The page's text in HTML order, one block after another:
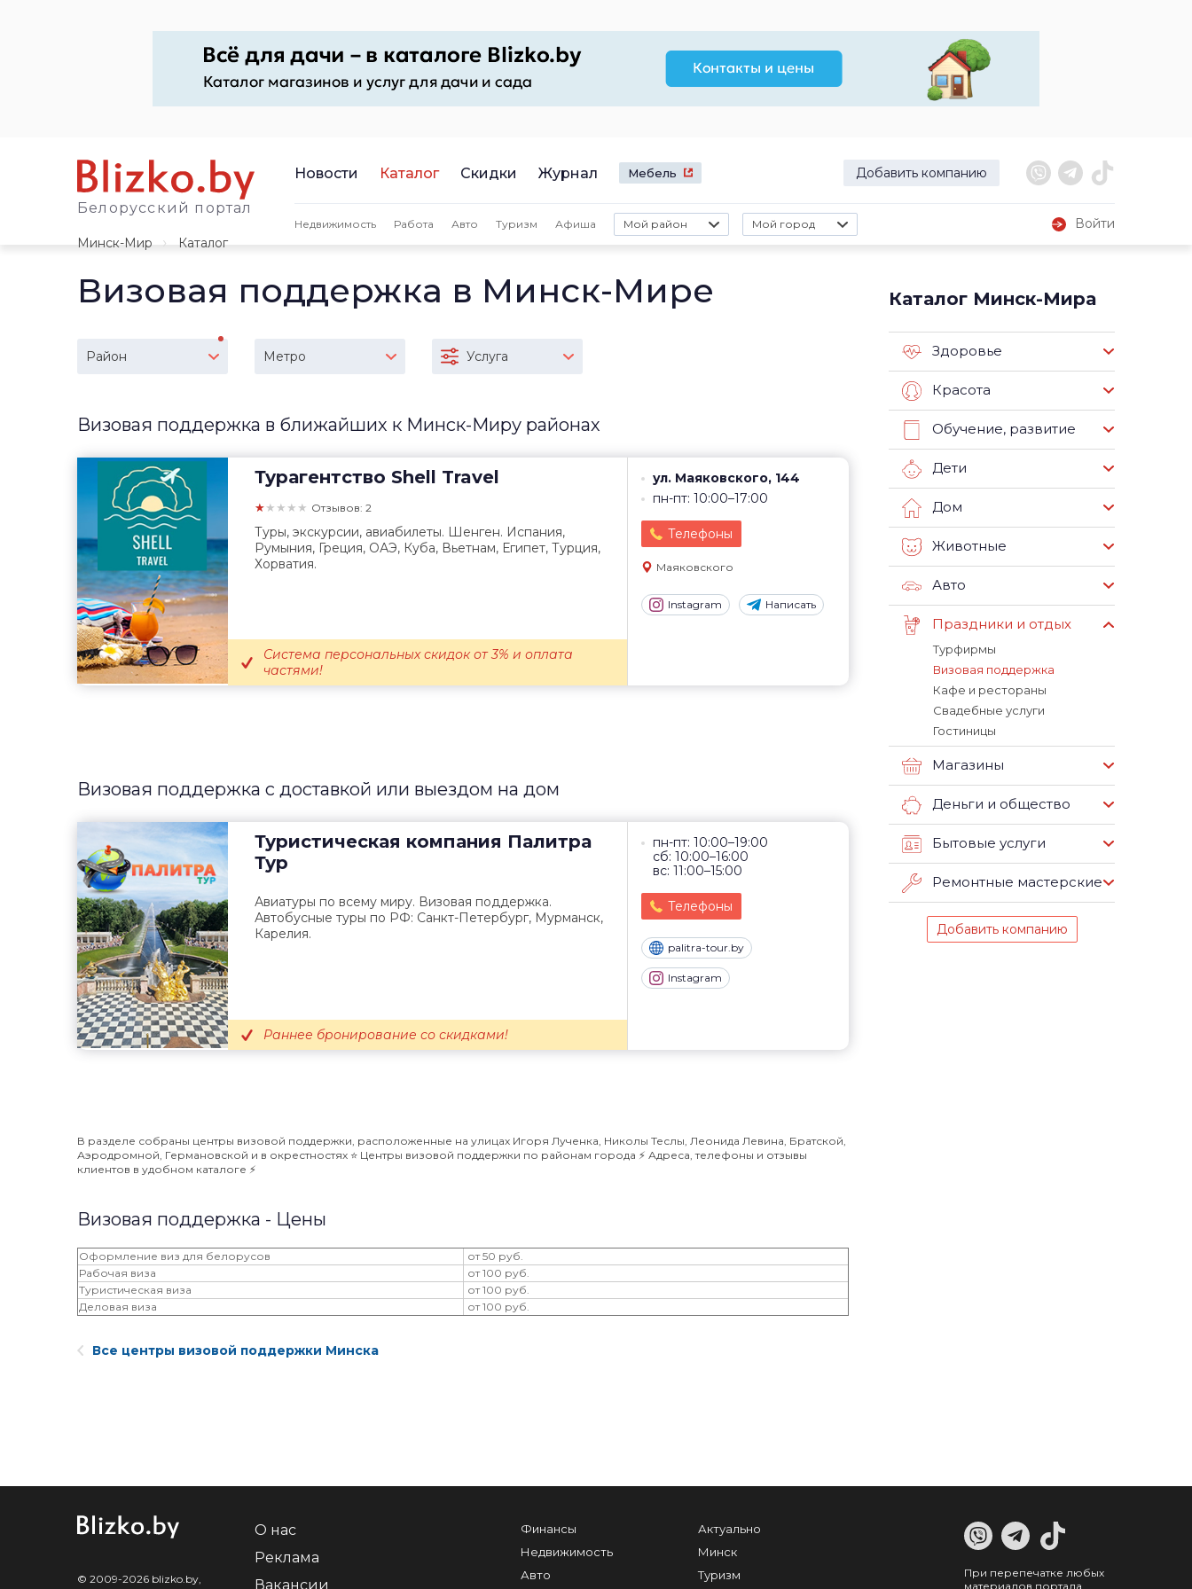
Белорусский портал
Новости Каталог Скидки Журнал Мебель Добавить компанию
Недвижимость Работа Авто Туризм Афиша Мой район Мой город
Войти
Минск-Мир
Каталог
Визовая поддержка в Минск-Мире
Район Метро Услуга
Визовая поддержка в ближайших к Минск-Миру районах
Турагентство Shell Travel
★★★★★ Отзывов: 2
ул. Маяковского, 144
пн-пт: 10:00–17:00
Телефоны
Маяковского
Instagram Написать
Туры, экскурсии, авиабилеты. Шенген. Испания,
Румыния, Греция, ОАЭ, Куба, Вьетнам, Египет, Турция,
Хорватия.
Система персональных скидок от 3% и оплата
частями!
Визовая поддержка с доставкой или выездом на дом
Туристическая компания Палитра
Тур
пн-пт: 10:00–19:00
сб: 10:00–16:00
вс: 11:00–15:00
Телефоны
palitra-tour.by
Instagram
Авиатуры по всему миру. Визовая поддержка.
Автобусные туры по РФ: Санкт-Петербург, Мурманск,
Карелия.
Раннее бронирование со скидками!
В разделе собраны центры визовой поддержки, расположенные на улицах Игоря Лученка, Николы Теслы, Леонида Левина, Братской,
Аэродромной, Германовской и в окрестностях ⭐️ Центры визовой поддержки по районам города ⚡️ Адреса, телефоны и отзывы
клиентов в удобном каталоге ⚡️
Визовая поддержка - Цены
Оформление виз для белорусов
от 50 руб.
Рабочая виза
от 100 руб.
Туристическая виза
от 100 руб.
Деловая виза
от 100 руб.
Все центры визовой поддержки Минска
Каталог Минск-Мира
Здоровье
Красота
Обучение, развитие
Дети
Дом
Животные
Авто
Праздники и отдых
Турфирмы
Визовая поддержка
Кафе и рестораны
Свадебные услуги
Гостиницы
Магазины
Деньги и общество
Бытовые услуги
Ремонтные мастерские
Добавить компанию
© 2009-2026 blizko.by,
О нас
Реклама
Вакансии
Финансы
Недвижимость
Авто
Актуально
Минск
Туризм
При перепечатке любых
материалов портала